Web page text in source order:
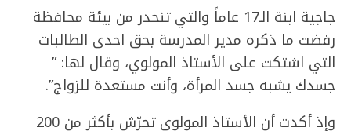
جاجية ابنة الـ17 عاماً والتي تنحدر من بيئة محافظة
رفضت ما ذكره مدير المدرسة بحق احدى الطالبات
التي اشتكت على الأستاذ المولوي، وقال لها: ”
جسدك يشبه جسد المرأة، وأنت مستعدة للزواج”.
وإذ أكدت أن الأستاذ المولوي تحرّش بأكثر من 200